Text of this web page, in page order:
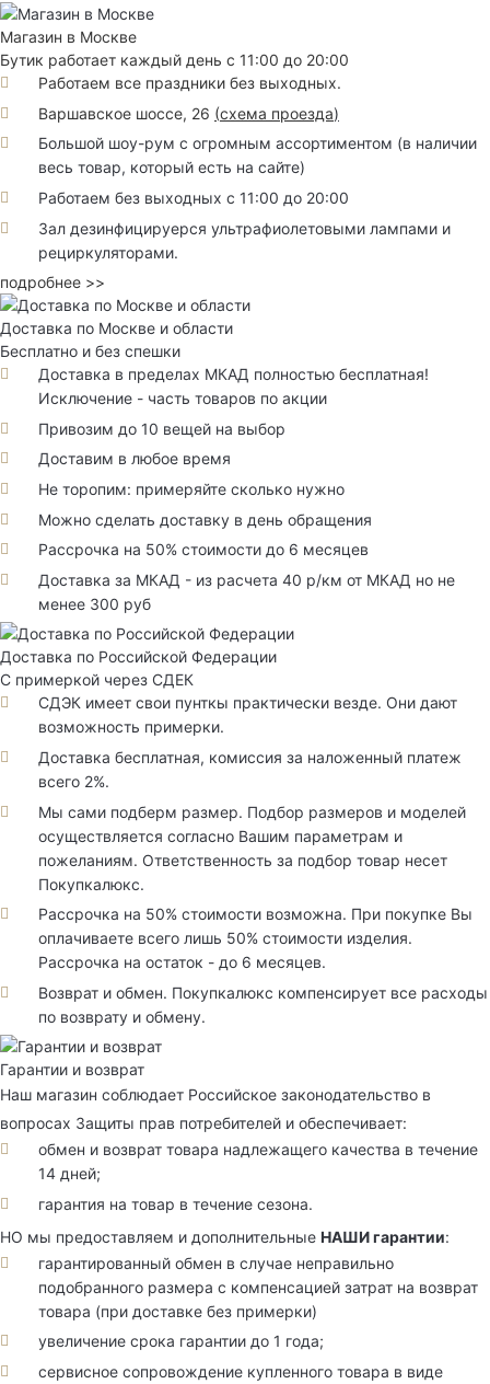
Магазин в Москве
Бутик работает каждый день с 11:00 до 20:00
Работаем все праздники без выходных.
Варшавское шоссе, 26 (схема проезда)
Большой шоу-рум с огромным ассортиментом (в наличии
весь товар, который есть на сайте)
Работаем без выходных с 11:00 до 20:00
Зал дезинфицируерся ультрафиолетовыми лампами и
рециркуляторами.
подробнее >>
Доставка по Москве и области
Бесплатно и без спешки
Доставка в пределах МКАД полностью бесплатная!
Исключение - часть товаров по акции
Привозим до 10 вещей на выбор
Доставим в любое время
Не торопим: примеряйте сколько нужно
Можно сделать доставку в день обращения
Рассрочка на 50% стоимости до 6 месяцев
Доставка за МКАД - из расчета 40 р/км от МКАД но не
менее 300 руб
Доставка по Российской Федерации
С примеркой через СДЕК
СДЭК имеет свои пунткы практически везде. Они дают
возможность примерки.
Доставка бесплатная, комиссия за наложенный платеж
всего 2%.
Мы сами подберм размер. Подбор размеров и моделей
осуществляется согласно Вашим параметрам и
пожеланиям. Ответственность за подбор товар несет
Покупкалюкс.
Рассрочка на 50% стоимости возможна. При покупке Вы
оплачиваете всего лишь 50% стоимости изделия.
Рассрочка на остаток - до 6 месяцев.
Возврат и обмен. Покупкалюкс компенсирует все расходы
по возврату и обмену.
Гарантии и возврат
Наш магазин соблюдает Российское законодательство в
вопросах Защиты прав потребителей и обеспечивает:
обмен и возврат товара надлежащего качества в течение
14 дней;
гарантия на товар в течение сезона.
НО мы предоставляем и дополнительные НАШИ гарантии:
гарантированный обмен в случае неправильно
подобранного размера с компенсацией затрат на возврат
товара (при доставке без примерки)
увеличение срока гарантии до 1 года;
сервисное сопровождение купленного товара в виде